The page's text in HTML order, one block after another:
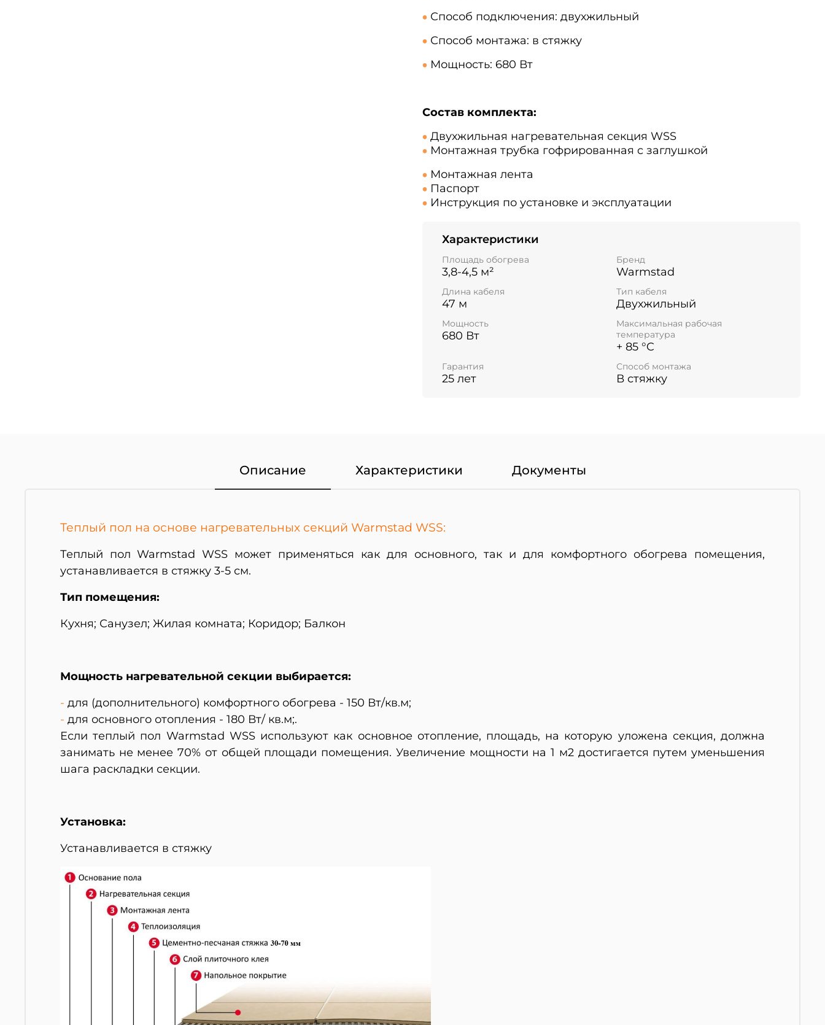
Способ подключения: двухжильный
Способ монтажа: в стяжку
Мощность: 680 Вт
Состав комплекта:
Двухжильная нагревательная секция WSS
Монтажная трубка гофрированная c заглушкой
Монтажная лента
Паспорт
Инструкция по установке и эксплуатации
Характеристики
Площадь обогрева
3,8-4,5 м²
Бренд
Warmstad
Длина кабеля
47 м
Тип кабеля
Двухжильный
Мощность
680 Вт
Максимальная рабочая
температура
+ 85 °C
Гарантия
25 лет
Способ монтажа
В стяжку
Описание Характеристики Документы
Теплый пол на основе нагревательных секций Warmstad WSS:
Теплый пол Warmstad WSS может применяться как для основного, так и для комфортного обогрева помещения,
устанавливается в стяжку 3-5 см.
Тип помещения:
Кухня; Санузел; Жилая комната; Коридор; Балкон
Мощность нагревательной секции выбирается:
- для (дополнительного) комфортного обогрева - 150 Вт/кв.м;
- для основного отопления - 180 Вт/ кв.м;.
Если теплый пол Warmstad WSS используют как основное отопление, площадь, на которую уложена секция, должна
занимать не менее 70% от общей площади помещения. Увеличение мощности на 1 м2 достигается путем уменьшения
шага раскладки секции.
Установка:
Устанавливается в стяжку